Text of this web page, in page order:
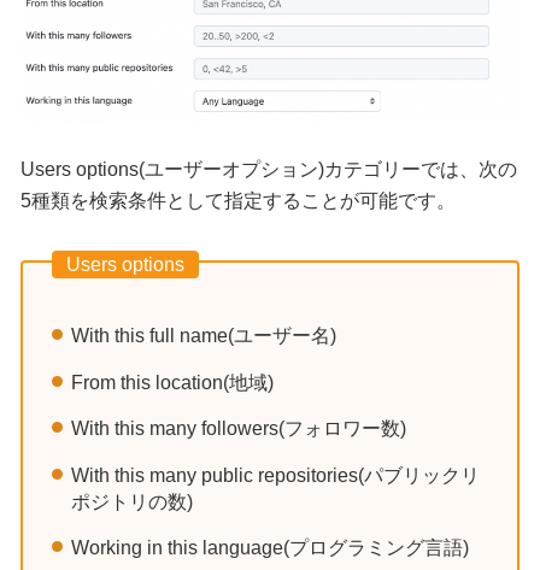
Users options(ユーザーオプション)カテゴリーでは、次の
5種類を検索条件として指定することが可能です。
Users options
With this full name(ユーザー名)
From this location(地域)
With this many followers(フォロワー数)
With this many public repositories(パブリックリ
ポジトリの数)
Working in this language(プログラミング言語)